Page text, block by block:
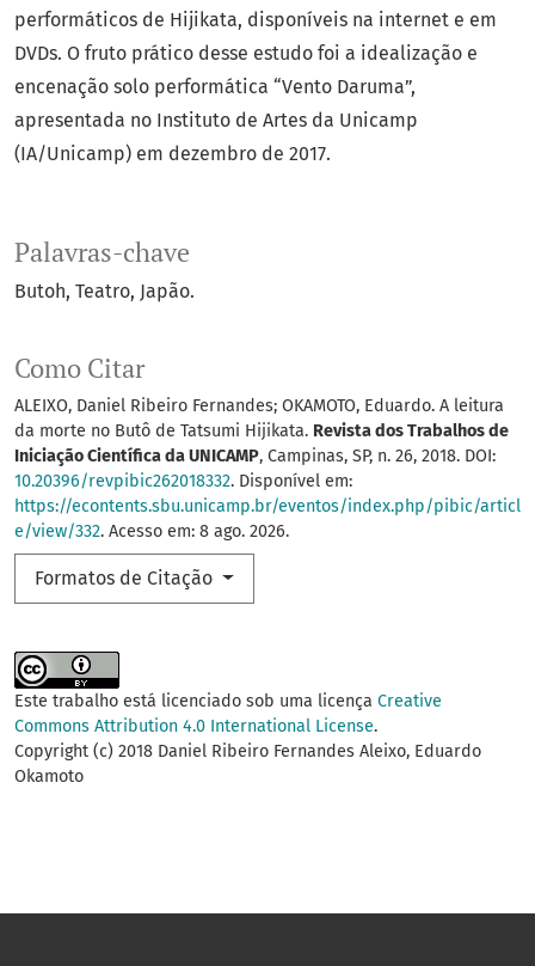
Palavras-chave
Butoh Teatro Japão.
Como Citar
ALEIXO, Daniel Ribeiro Fernandes; OKAMOTO, Eduardo. A leitura
da morte no Butô de Tatsumi Hijikata. Revista dos Trabalhos de
Iniciação Científica da UNICAMP, Campinas, SP, n. 26, 2018. DOI:
10.20396/revpibic262018332. Disponível em:
https://econtents.sbu.unicamp.br/eventos/index.php/pibic/articl
e/view/332. Acesso em: 8 ago. 2026.
Formatos de Citação
performáticos de Hijikata, disponíveis na internet e em
DVDs. O fruto prático desse estudo foi a idealização e
encenação solo performática “Vento Daruma”,
apresentada no Instituto de Artes da Unicamp
(IA/Unicamp) em dezembro de 2017.
Este trabalho está licenciado sob uma licença Creative
Commons Attribution 4.0 International License.
Copyright (c) 2018 Daniel Ribeiro Fernandes Aleixo, Eduardo
Okamoto